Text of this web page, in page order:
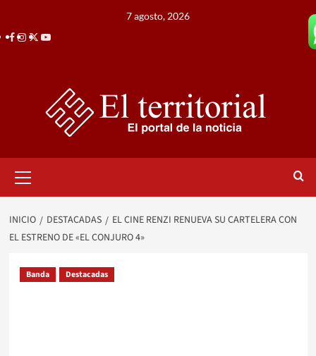
contenido
7 agosto, 2026
Facebook
Instagram
TwitterYoutube
primario
INICIO DESTACADAS
EL CINE RENZI RENUEVA SU CARTELERA CON
EL ESTRENO DE «EL CONJURO 4»
Banda Destacadas